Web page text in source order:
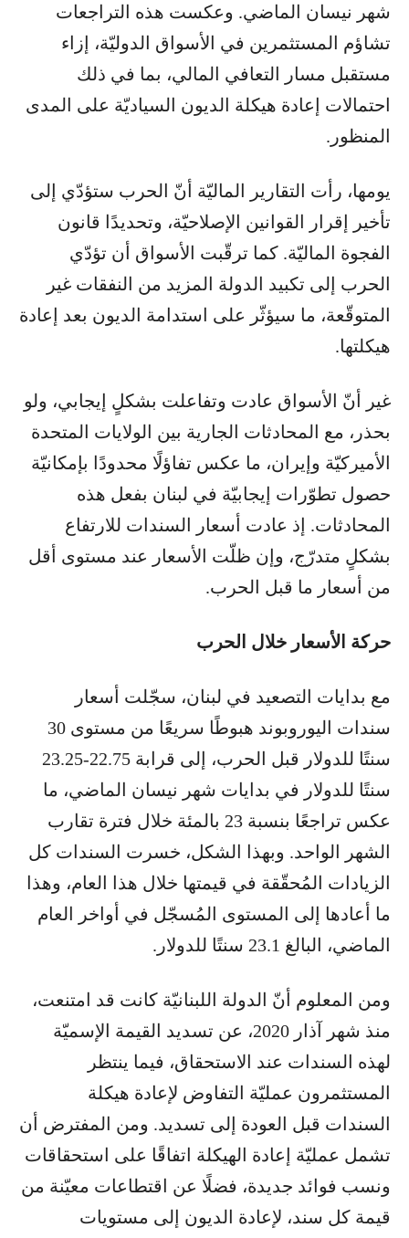
شهر نيسان الماضي. وعكست هذه التراجعات
تشاؤم المستثمرين في الأسواق الدوليّة، إزاء
مستقبل مسار التعافي المالي، بما في ذلك
احتمالات إعادة هيكلة الديون السياديّة على المدى
المنظور.
يومها، رأت التقارير الماليّة أنّ الحرب ستؤدّي إلى
تأخير إقرار القوانين الإصلاحيّة، وتحديدًا قانون
الفجوة الماليّة. كما ترقّبت الأسواق أن تؤدّي
الحرب إلى تكبيد الدولة المزيد من النفقات غير
المتوقّعة، ما سيؤثّر على استدامة الديون بعد إعادة
هيكلتها.
غير أنّ الأسواق عادت وتفاعلت بشكلٍ إيجابي، ولو
بحذر، مع المحادثات الجارية بين الولايات المتحدة
الأميركيّة وإيران، ما عكس تفاؤلًا محدودًا بإمكانيّة
حصول تطوّرات إيجابيّة في لبنان بفعل هذه
المحادثات. إذ عادت أسعار السندات للارتفاع
بشكلٍ متدرّج، وإن ظلّت الأسعار عند مستوى أقل
من أسعار ما قبل الحرب.
حركة الأسعار خلال الحرب
مع بدايات التصعيد في لبنان، سجّلت أسعار
سندات اليوروبوند هبوطًا سريعًا من مستوى 30
سنتًا للدولار قبل الحرب، إلى قرابة 22.75-23.25
سنتًا للدولار في بدايات شهر نيسان الماضي، ما
عكس تراجعًا بنسبة 23 بالمئة خلال فترة تقارب
الشهر الواحد. وبهذا الشكل، خسرت السندات كل
الزيادات المُحقّقة في قيمتها خلال هذا العام، وهذا
ما أعادها إلى المستوى المُسجّل في أواخر العام
الماضي، البالغ 23.1 سنتًا للدولار.
ومن المعلوم أنّ الدولة اللبنانيّة كانت قد امتنعت،
منذ شهر آذار 2020، عن تسديد القيمة الإسميّة
لهذه السندات عند الاستحقاق، فيما ينتظر
المستثمرون عمليّة التفاوض لإعادة هيكلة
السندات قبل العودة إلى تسديد. ومن المفترض أن
تشمل عمليّة إعادة الهيكلة اتفاقًا على استحقاقات
ونسب فوائد جديدة، فضلًا عن اقتطاعات معيّنة من
قيمة كل سند، لإعادة الديون إلى مستويات